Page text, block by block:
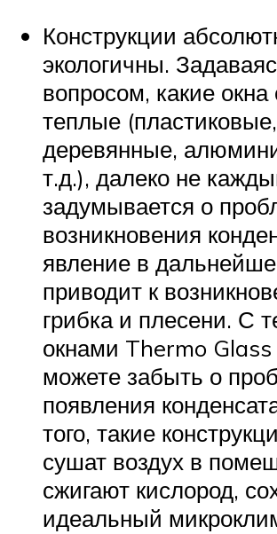
Конструкции
экологичны.
вопросом, какие
теплые (пластиковые,
деревянные,
т.д.), далеко не
задумывается о
возникновения
явление в
приводит к
грибка и плесени. С
окнами Thermo
можете забыть о
появления
того, такие
сушат воздух в
сжигают кислород,
идеальный